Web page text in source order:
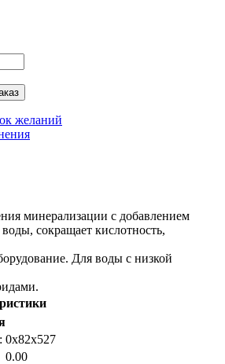
желаний
минерализации с добавлением
сокращает кислотность,
Для воды с низкой
0х82х527
0.00